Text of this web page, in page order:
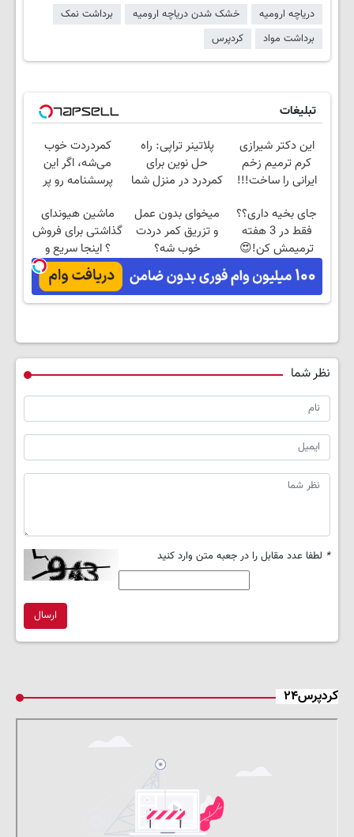
دریاچه ارومیه خشک شدن دریاچه ارومیه
برداشت نمک
برداشت مواد
کردپرس
تبلیغات
این دکتر شیرازی
کرم ترمیم زخم
ایرانی را ساخت!!!
پلاتینر تراپی: راه
حل نوین برای
کمردرد در منزل شما
کمردردت خوب
می‌شه، اگر این
پرسشنامه رو پر
جای بخیه داری؟؟
فقط در 3 هفته
ترمیمش کن!😍
میخوای بدون عمل
و تزریق کمر دردت
خوب شه؟
◂پرسش‌نامه رو
پرکن
ماشین هیوندای
گذاشتی برای فروش
؟ اینجا سریع و
راحت بفروش
نظر شما
* لطفا عدد مقابل را در جعبه متن وارد کنید
ارسال
کردپرس۲۴